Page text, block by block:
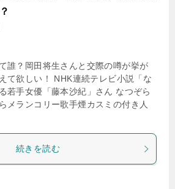
誰？岡田将生さんと交際の噂が挙が
て欲しい！ NHK連続テレビ小説「な
若手女優「藤本沙紀」さん なつぞら
メランコリー歌手煙カスミの付き人
続きを読む